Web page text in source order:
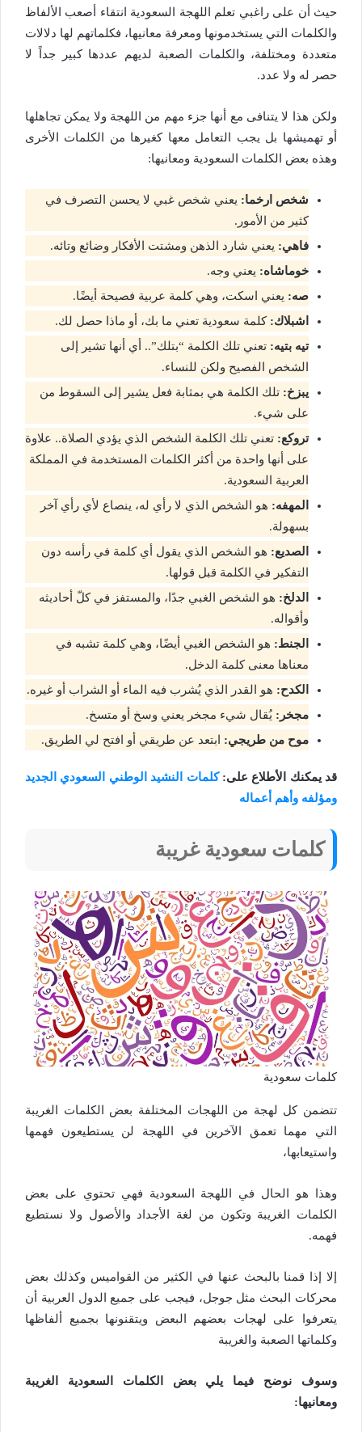
حيث أن على راغبي تعلم اللهجة السعودية انتقاء أصعب الألفاظ
والكلمات التي يستخدمونها ومعرفة معانيها، فكلماتهم لها دلالات
متعددة ومختلفة، والكلمات الصعبة لديهم عددها كبير جداً لا
حصر له ولا عدد.
ولكن هذا لا يتنافى مع أنها جزء مهم من اللهجة ولا يمكن تجاهلها
أو تهميشها بل يجب التعامل معها كغيرها من الكلمات الأخرى
وهذه بعض الكلمات السعودية ومعانيها:
شخص ارخما: يعني شخص غبي لا يحسن التصرف في
كثير من الأمور.
فاهي: يعني شارد الذهن ومشتت الأفكار وضائع وتائه.
خوماشاه: يعني وجه.
صه: يعني اسكت، وهي كلمة عربية فصيحة أيضًا.
اشبلاك: كلمة سعودية تعني ما بك، أو ماذا حصل لك.
تيه بتيه: تعني تلك الكلمة “بتلك”.. أي أنها تشير إلى
الشخص الفصيح ولكن للنساء.
يبزخ: تلك الكلمة هي بمثابة فعل يشير إلى السقوط من
على شيء.
تروكع: تعني تلك الكلمة الشخص الذي يؤدي الصلاة.. علاوة
على أنها واحدة من أكثر الكلمات المستخدمة في المملكة
العربية السعودية.
المهفه: هو الشخص الذي لا رأي له، ينصاع لأي رأي آخر
بسهولة.
الصديع: هو الشخص الذي يقول أي كلمة في رأسه دون
التفكير في الكلمة قبل قولها.
الدلخ: هو الشخص الغبي جدًا، والمستفز في كلّ أحاديثه
وأقواله.
الجنط: هو الشخص الغبي أيضًا، وهي كلمة تشبه في
معناها معنى كلمة الدخل.
الكدح: هو القدر الذي يُشرب فيه الماء أو الشراب أو غيره.
مجخر: يُقال شيء مجخر يعني وسخ أو متسخ.
موح من طريجي: ابتعد عن طريقي أو افتح لي الطريق.
قد يمكنك الأطلاع على:كلمات النشيد الوطني السعودي الجديد
ومؤلفه وأهم أعماله
كلمات سعودية غريبة
كلمات سعودية
تتضمن كل لهجة من اللهجات المختلفة بعض الكلمات الغريبة
التي مهما تعمق الآخرين في اللهجة لن يستطيعون فهمها
واستيعابها،
وهذا هو الحال في اللهجة السعودية فهي تحتوي على بعض
الكلمات الغريبة وتكون من لغة الأجداد والأصول ولا نستطيع
فهمه.
إلا إذا قمنا بالبحث عنها في الكثير من القواميس وكذلك بعض
محركات البحث مثل جوجل، فيجب على جميع الدول العربية أن
يتعرفوا على لهجات بعضهم البعض ويتقنونها بجميع ألفاظها
وكلماتها الصعبة والغريبة
وسوف نوضح فيما يلي بعض الكلمات السعودية الغريبة
ومعانيها: